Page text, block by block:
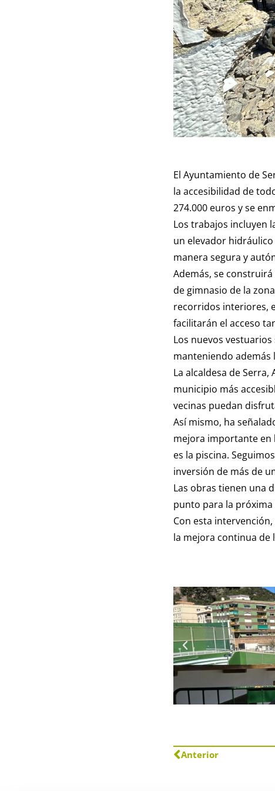
El Ayuntamiento de
la accesibilidad de
274.000 euros y se
Los trabajos incluyen
un elevador
manera segura y
Además, se
de gimnasio de la
recorridos interiores,
facilitarán el acceso
Los nuevos
manteniendo además
La alcaldesa de
municipio más
vecinas puedan
Así mismo, ha
mejora importante en
es la piscina.
inversión de más de
Las obras tienen una
punto para la
Con esta
la mejora continua de
Anterior